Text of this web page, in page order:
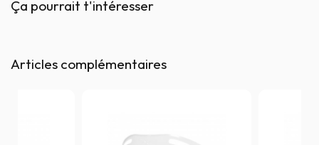
Ça pourrait t'intéresser
Articles complémentaires